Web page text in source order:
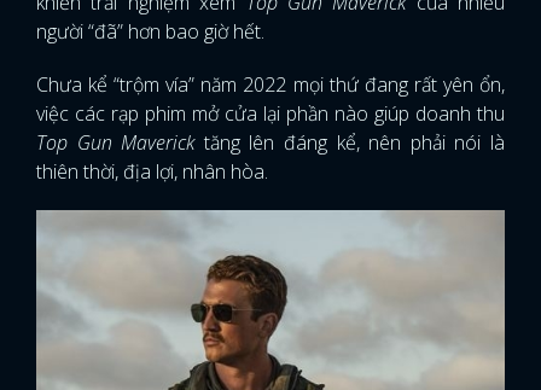
người “đã” hơn bao giờ hết.
Chưa kể “trộm vía” năm 2022 mọi thứ đang rất yên ổn,
việc các rạp phim mở cửa lại phần nào giúp doanh thu
Top Gun Maverick tăng lên đáng kể, nên phải nói là
thiên thời, địa lợi, nhân hòa.